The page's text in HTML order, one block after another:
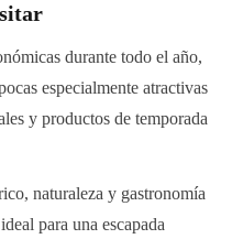
durante todo el año,
especialmente atractivas
y productos de temporada
naturaleza y gastronomía
para una escapada